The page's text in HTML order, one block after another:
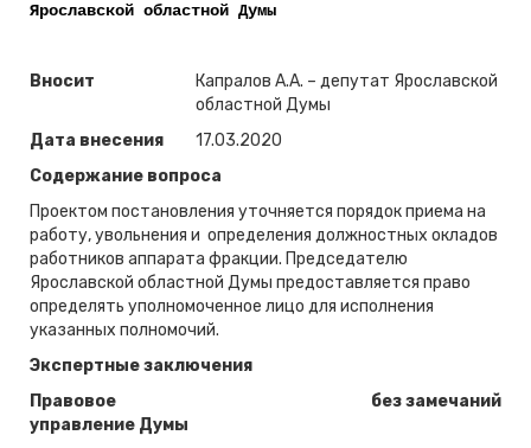
Ярославской областной Думы
Вносит
Капралов А.А. – депутат Ярославской
областной Думы
Дата внесения
17.03.2020
Содержание вопроса
Проектом постановления уточняется порядок приема на
работу, увольнения и определения должностных окладов
работников аппарата фракции. Председателю
Ярославской областной Думы предоставляется право
определять уполномоченное лицо для исполнения
указанных полномочий.
Экспертные заключения
Правовое
управление Думы
без замечаний